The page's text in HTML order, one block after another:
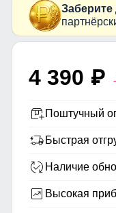
Заберите
4 390 p
Поштучный
Быстрая
Наличие
Высокая